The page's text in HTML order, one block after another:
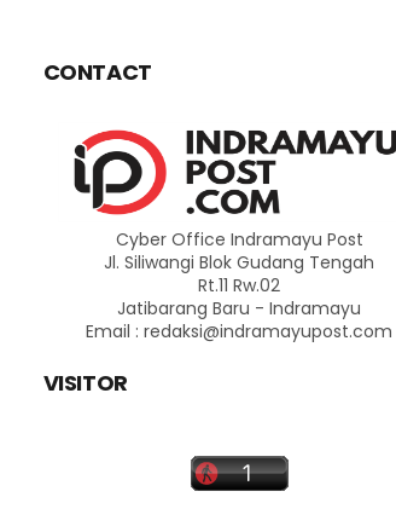
CONTACT
Cyber Office Indramayu Post
Jl. Siliwangi Blok Gudang Tengah
Rt.11 Rw.02
Jatibarang Baru - Indramayu
Email : redaksi@indramayupost.com
VISITOR